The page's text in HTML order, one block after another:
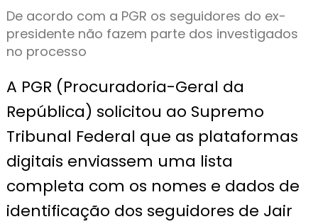
De acordo com a PGR os seguidores do ex-
presidente não fazem parte dos investigados
no processo
A PGR (Procuradoria-Geral da
República) solicitou ao Supremo
Tribunal Federal que as plataformas
digitais enviassem uma lista
completa com os nomes e dados de
identificação dos seguidores de Jair